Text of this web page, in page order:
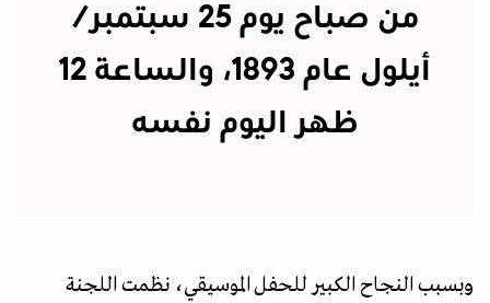
من صباح يوم 25 سبتمبر/
أيلول عام 1893، والساعة 12
ظهر اليوم نفسه
وبسبب النجاح الكبير للحفل الموسيقي، نظمت اللجنة